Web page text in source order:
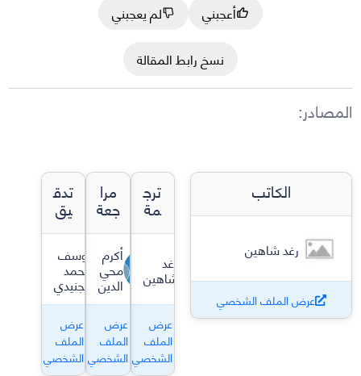
أعجبني
لم يعجبني
نسخ رابط المقالة
المصادر:
الكاتب
رغد شاهين
عرض الملف الشخصي
ترج
مة
رغد
شاهين
عرض
الملف
الشخصي
مرا
جعة
أكرم
محي
الدين
عرض
الملف
الشخصي
تدق
يق
يوسف
محمد
الجنيدي
عرض
الملف
الشخصي